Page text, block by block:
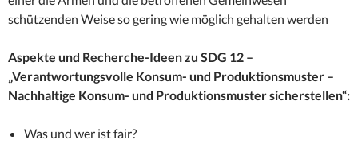
schützenden Weise so gering wie möglich gehalten werden
Aspekte und Recherche-Ideen zu SDG 12 –
„Verantwortungsvolle Konsum- und Produktionsmuster –
Nachhaltige Konsum- und Produktionsmuster sicherstellen“:
Was und wer ist fair?